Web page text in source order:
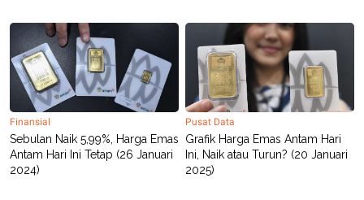
SITEMAPPROFILETERM
OF
PEDOMAN
PEMBERITAAN
SIBER
Finansial
Sebulan Naik 5,99%, Harga Emas
Antam Hari Ini Tetap (26 Januari
2024)
Pusat Data
Grafik Harga Emas Antam Hari
Ini, Naik atau Turun? (20 Januari
2025)